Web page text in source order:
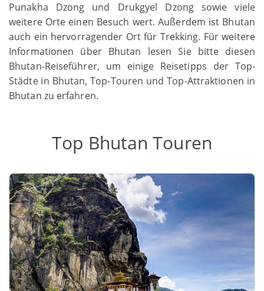
Punakha Dzong und Drukgyel Dzong sowie viele
weitere Orte einen Besuch wert. Außerdem ist Bhutan
auch ein hervorragender Ort für Trekking. Für weitere
Informationen über Bhutan lesen Sie bitte diesen
Bhutan-Reiseführer, um einige Reisetipps der Top-
Städte in Bhutan, Top-Touren und Top-Attraktionen in
Bhutan zu erfahren.
Top Bhutan Touren